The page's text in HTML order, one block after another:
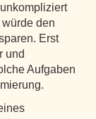
den
Erst
und
Aufgaben